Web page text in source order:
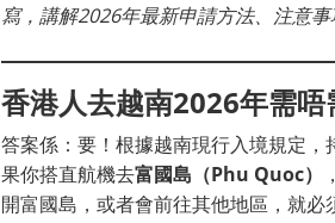
寫，講解2026年最新申請方法、注意
香港人去越南2026年需唔
答案係：要！根據越南現行入境規定，
果你搭直航機去富國島（Phu Quoc）
開富國島，或者會前往其他地區，就必